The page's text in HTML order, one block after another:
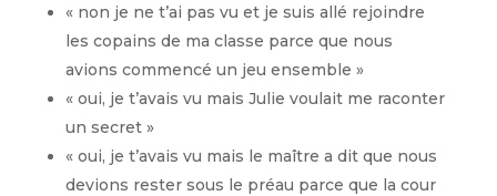
« non je ne t’ai pas vu et je suis allé rejoindre
les copains de ma classe parce que nous
avions commencé un jeu ensemble »
« oui, je t’avais vu mais Julie voulait me raconter
un secret »
« oui, je t’avais vu mais le maître a dit que nous
devions rester sous le préau parce que la cour